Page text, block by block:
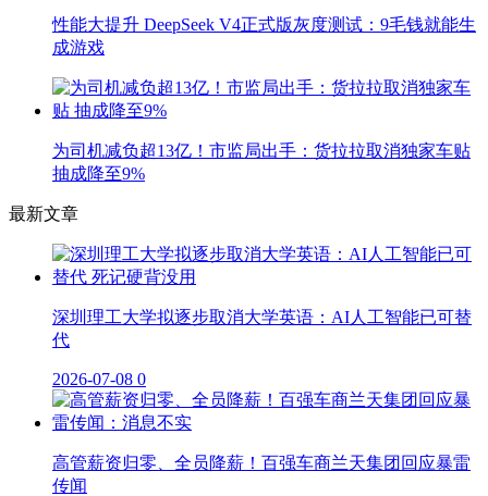
性能大提升 DeepSeek V4正式版灰度测试：9毛钱就能生
成游戏
为司机减负超13亿！市监局出手：货拉拉取消独家车贴
抽成降至9%
最新文章
深圳理工大学拟逐步取消大学英语：AI人工智能已可替
代
2026-07-08 0
高管薪资归零、全员降薪！百强车商兰天集团回应暴雷
传闻